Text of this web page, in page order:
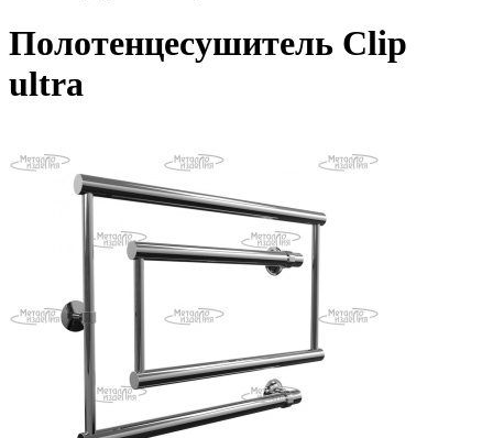
Полотенцесушитель Clip
ultra